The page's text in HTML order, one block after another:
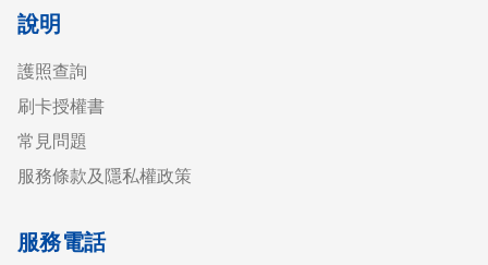
說明
護照查詢
刷卡授權書
常見問題
服務條款及隱私權政策
服務電話